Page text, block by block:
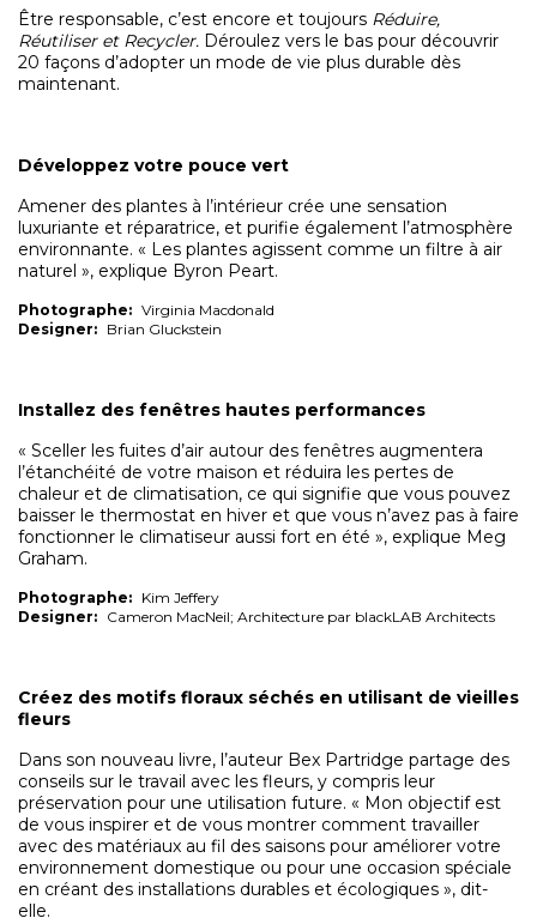
Être responsable, c’est encore et toujours Réduire,
Réutiliser et Recycler. Déroulez vers le bas pour découvrir
20 façons d’adopter un mode de vie plus durable dès
maintenant.
Développez votre pouce vert
Amener des plantes à l’intérieur crée une sensation
luxuriante et réparatrice, et purifie également l’atmosphère
environnante. « Les plantes agissent comme un filtre à air
naturel », explique Byron Peart.
Photographe: Virginia Macdonald
Designer: Brian Gluckstein
Installez des fenêtres hautes performances
« Sceller les fuites d’air autour des fenêtres augmentera
l’étanchéité de votre maison et réduira les pertes de
chaleur et de climatisation, ce qui signifie que vous pouvez
baisser le thermostat en hiver et que vous n’avez pas à faire
fonctionner le climatiseur aussi fort en été », explique Meg
Graham.
Photographe: Kim Jeffery
Designer: Cameron MacNeil; Architecture par blackLAB Architects
Créez des motifs floraux séchés en utilisant de vieilles
fleurs
Dans son nouveau livre, l’auteur Bex Partridge partage des
conseils sur le travail avec les fleurs, y compris leur
préservation pour une utilisation future. « Mon objectif est
de vous inspirer et de vous montrer comment travailler
avec des matériaux au fil des saisons pour améliorer votre
environnement domestique ou pour une occasion spéciale
en créant des installations durables et écologiques », dit-
elle.